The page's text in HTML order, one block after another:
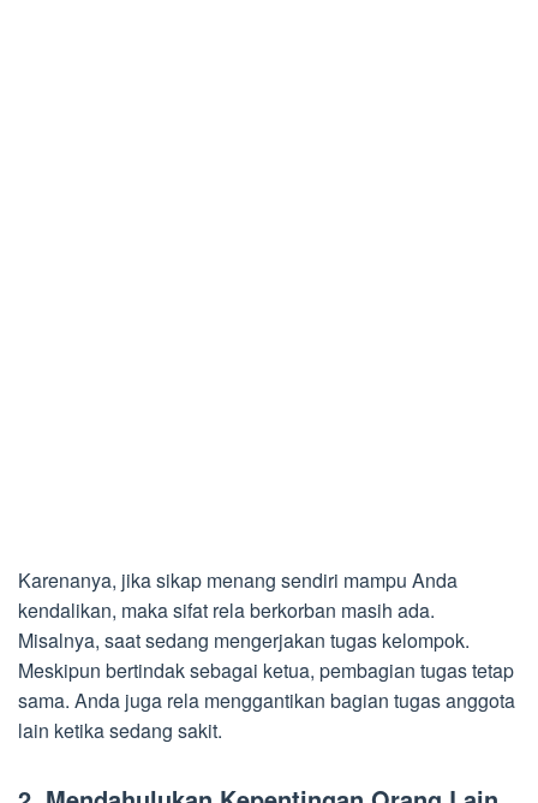
Karenanya, jika sikap menang sendiri mampu Anda
kendalikan, maka sifat rela berkorban masih ada.
Misalnya, saat sedang mengerjakan tugas kelompok.
Meskipun bertindak sebagai ketua, pembagian tugas tetap
sama. Anda juga rela menggantikan bagian tugas anggota
lain ketika sedang sakit.